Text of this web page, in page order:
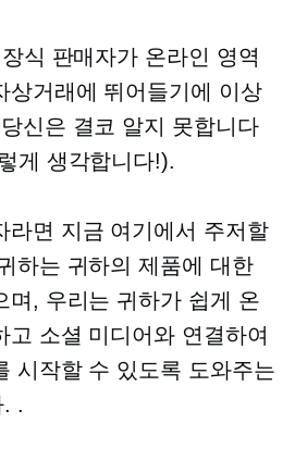
식 판매자가 온라인 영역
상거래에 뛰어들기에 이상
신은 결코 알지 못합니다
게 생각합니다!).
라면 지금 여기에서 주저할
하는 귀하의 제품에 대한
며, 우리는 귀하가 쉽게 온
고 소셜 미디어와 연결하여
시작할 수 있도록 도와주는
.